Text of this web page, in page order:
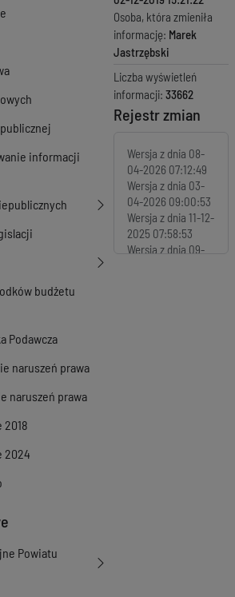
informacji
budżetu
Podawcza
naruszeń prawa
naruszeń prawa
2018
2024
Powiatu
Osoba, która zmieniła
informację: Marek
Jastrzębski
Liczba wyświetleń
informacji: 33662
Rejestr zmian
Wersja z dnia 08-
04-2026 07:12:49
Wersja z dnia 03-
04-2026 09:00:53
Wersja z dnia 11-12-
2025 07:58:53
Wersja z dnia 09-